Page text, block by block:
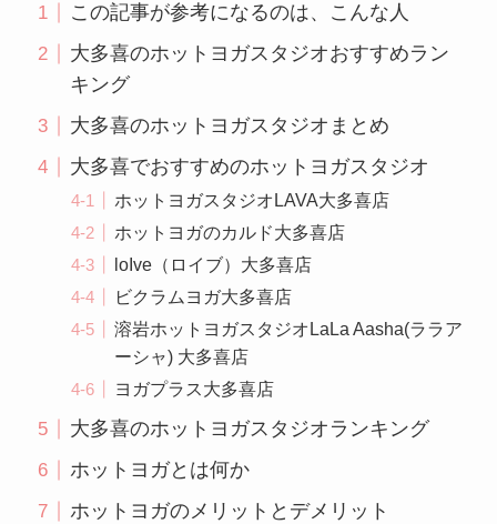
この記事が参考になるのは、こんな人
大多喜のホットヨガスタジオおすすめラン
キング
大多喜のホットヨガスタジオまとめ
大多喜でおすすめのホットヨガスタジオ
ホットヨガスタジオLAVA大多喜店
ホットヨガのカルド大多喜店
loIve（ロイブ）大多喜店
ビクラムヨガ大多喜店
溶岩ホットヨガスタジオLaLa Aasha(ララア
ーシャ) 大多喜店
ヨガプラス大多喜店
大多喜のホットヨガスタジオランキング
ホットヨガとは何か
ホットヨガのメリットとデメリット